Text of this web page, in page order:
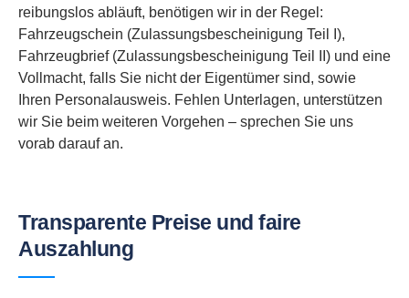
reibungslos abläuft, benötigen wir in der Regel:
Fahrzeugschein (Zulassungsbescheinigung Teil I),
Fahrzeugbrief (Zulassungsbescheinigung Teil II) und eine
Vollmacht, falls Sie nicht der Eigentümer sind, sowie
Ihren Personalausweis. Fehlen Unterlagen, unterstützen
wir Sie beim weiteren Vorgehen – sprechen Sie uns
vorab darauf an.
Transparente Preise und faire
Auszahlung